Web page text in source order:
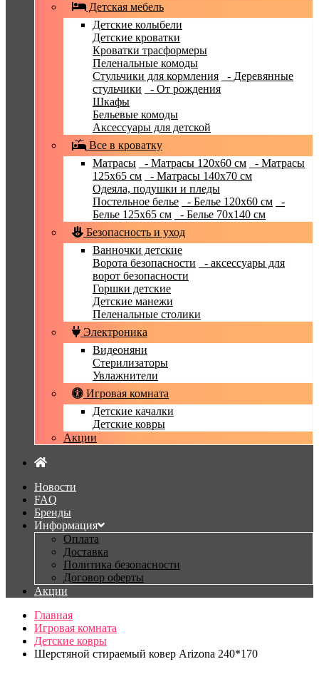
Детская мебель
Детские колыбели
Детские кроватки
Кроватки трасформеры
Пеленальные комоды
Стульчики для кормления
- Деревянные
стульчики
- От рождения
Шкафы
Бельевые комоды
Аксессуары для детской
Все в кроватку
Матрасы
- Матрасы 120x60 см
- Матрасы
125x65 см
- Матрасы 140x70 см
Одеяла, подушки и пледы
Постельное белье
- Белье 120x60 см
-
Белье 125x65 см
- Белье 70х140 см
Безопасность и уход
Ванночки детские
Ворота безопасности
- аксессуары для
ворот безопасности
Горшки детские
Детские манежи
Пеленальные столики
Электроника
Видеоняни
Стерилизаторы
Увлажнители
Игровая комната
Детские качалки
Детские ковры
Акции
Новости
FAQ
Бренды
Информация
Оплата
Доставка
Политика безопасности
Договор оферты
Акции
Главная
Игровая комната
Детские ковры
Шерстяной стираемый ковер Arizona 240*170